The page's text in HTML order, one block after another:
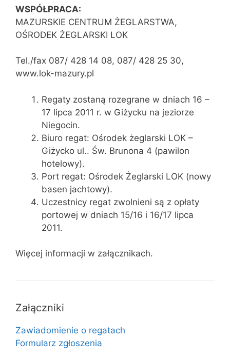
WSPÓŁPRACA:
MAZURSKIE CENTRUM ŻEGLARSTWA,
OŚRODEK ŻEGLARSKI LOK
Tel./fax 087/ 428 14 08, 087/ 428 25 30,
www.lok-mazury.pl
Regaty zostaną rozegrane w dniach 16 –
17 lipca 2011 r. w Giżycku na jeziorze
Niegocin.
Biuro regat: Ośrodek żeglarski LOK –
Giżycko ul.. Św. Brunona 4 (pawilon
hotelowy).
Port regat: Ośrodek Żeglarski LOK (nowy
basen jachtowy).
Uczestnicy regat zwolnieni są z opłaty
portowej w dniach 15/16 i 16/17 lipca
2011.
Więcej informacji w załącznikach.
Załączniki
Zawiadomienie o regatach
Formularz zgłoszenia